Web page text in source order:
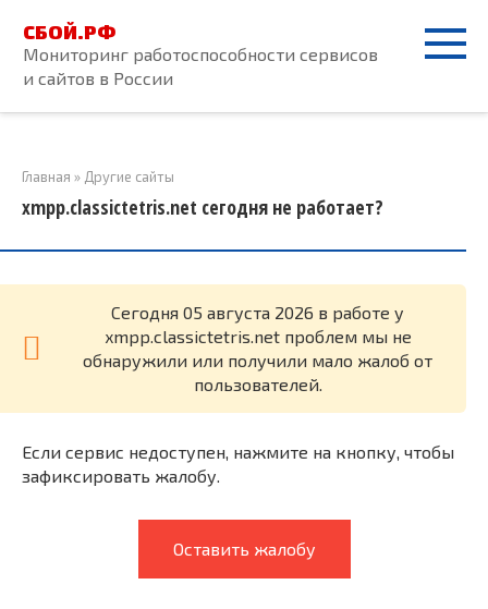
контенту
СБОЙ.РФ
Мониторинг работоспособности сервисов
и сайтов в России
Главная » Другие сайты
xmpp.classictetris.net сегодня не работает?
Cегодня 05 августа 2026 в работе у
xmpp.classictetris.net проблем мы не
обнаружили или получили мало жалоб от
пользователей.
Если сервис недоступен, нажмите на кнопку, чтобы
зафиксировать жалобу.
Оставить жалобу